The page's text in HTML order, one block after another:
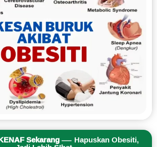
Sekarang— Hapuskan Obesiti,